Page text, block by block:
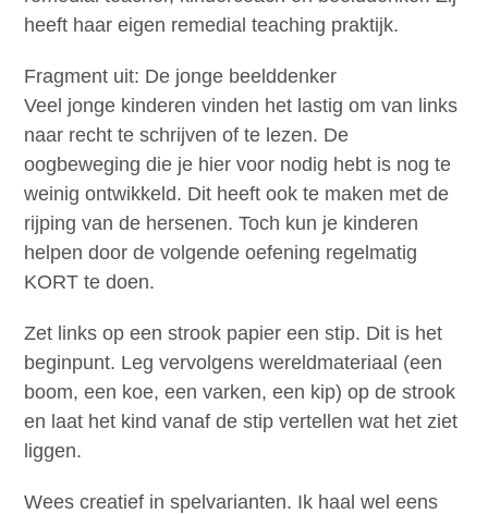
heeft haar eigen remedial teaching praktijk.
Fragment uit: De jonge beelddenker
Veel jonge kinderen vinden het lastig om van links
naar recht te schrijven of te lezen. De
oogbeweging die je hier voor nodig hebt is nog te
weinig ontwikkeld. Dit heeft ook te maken met de
rijping van de hersenen. Toch kun je kinderen
helpen door de volgende oefening regelmatig
KORT te doen.
Zet links op een strook papier een stip. Dit is het
beginpunt. Leg vervolgens wereldmateriaal (een
boom, een koe, een varken, een kip) op de strook
en laat het kind vanaf de stip vertellen wat het ziet
liggen.
Wees creatief in spelvarianten. Ik haal wel eens